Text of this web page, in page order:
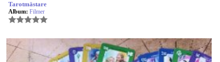
Tarotmästare
Album: Filmer